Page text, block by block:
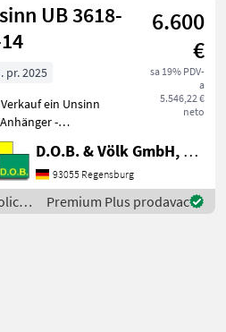
Filteri
UB 3618-
6.600
€
sa 19% PDV-
a
5.546,22 €
neto
pr. 2025
ein Unsinn
-
UB 3618-35-14
3.500 kg
innen 3.660 ×
mm Ladehöhe
D.O.B. & Völk GmbH, Filiale Regensburg
93055 Regensburg
i
Premium Plus prodavac